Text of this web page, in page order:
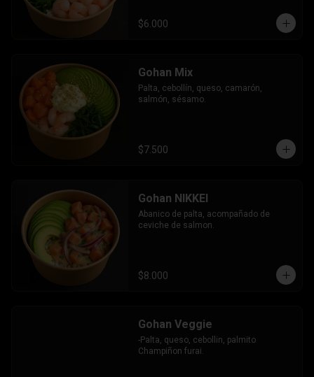
$6.000
Gohan Mix
Palta, cebollín, queso, camarón,
salmón, sésamo.
$7.500
Gohan NIKKEI
Abanico de palta, acompañado de
ceviche de salmon.
$8.000
Gohan Veggie
-Palta, queso, cebollin, palmito
Champiñon furai.